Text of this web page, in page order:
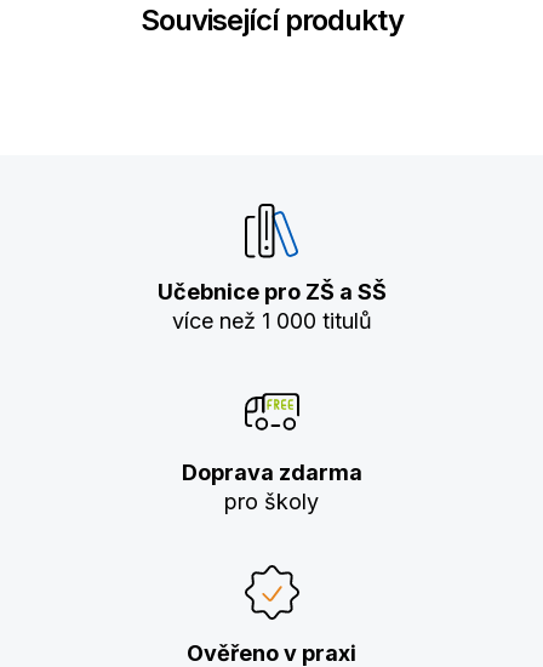
Související produkty
Učebnice pro ZŠ a SŠ
více než 1 000 titulů
Doprava zdarma
pro školy
Ověřeno v praxi